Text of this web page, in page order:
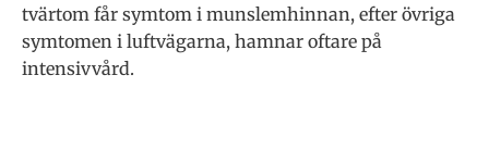
tvärtom får symtom i munslemhinnan, efter övriga
symtomen i luftvägarna, hamnar oftare på
intensivvård.